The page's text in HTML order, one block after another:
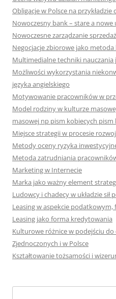
Obligacje w Polsce na
Nowoczesny bank – stare a nowe
Nowoczesne zarządzanie
Negocjacje zbiorowe jako
Multimedialne techniki nauczania
Możliwości wykorzystania
języka angielskiego
Motywowanie pracowników w
Model rodziny w kulturze
masowej np pism kobiecych pism
Miejsce strategii w procesie
Metody oceny ryzyka
Metoda zatrudniania
Marketing w Internecie
Marka jako ważny element
Ludowcy i chadecy w układzie sił
Leasing w aspekcie
Leasing jako forma kredytowania
Kulturowe różnice w podejściu do
Zjednoczonych i w Polsce
Kształtowanie tożsamości i